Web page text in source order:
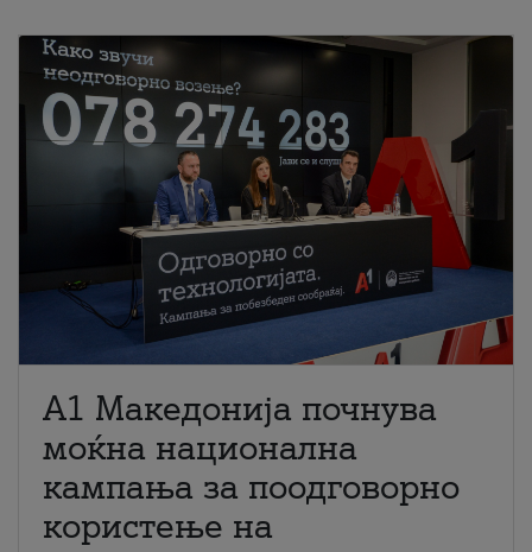
A1 Македонија почнува
моќна национална
кампања за поодговорно
користење на